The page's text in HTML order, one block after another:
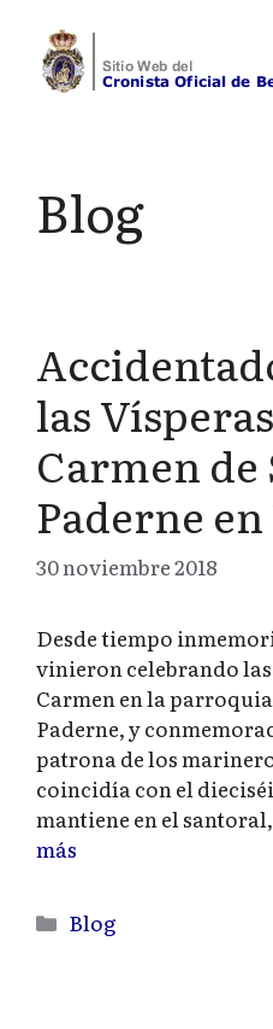
contenido
Blog
las
Carmen de
Paderne en
30 noviembre 2018
Desde tiempo
vinieron celebrando
Carmen en la parroquia
Paderne, y
patrona de los
coincidía con el
mantiene en el
más
Categorías
Blog